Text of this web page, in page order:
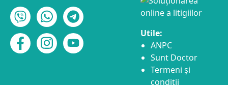
Utile:
ANPC
Sunt Doctor
Termeni și
condiții